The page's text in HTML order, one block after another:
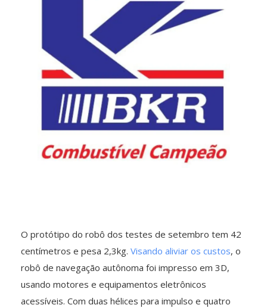
O protótipo do robô dos testes de setembro tem 42
centímetros e pesa 2,3kg. Visando aliviar os custos, o
robô de navegação autônoma foi impresso em 3D,
usando motores e equipamentos eletrônicos
acessíveis. Com duas hélices para impulso e quatro